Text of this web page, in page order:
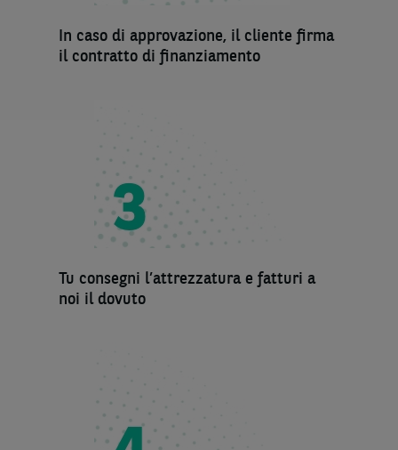
In caso di approvazione, il cliente firma
il contratto di finanziamento
Tu consegni l’attrezzatura e fatturi a
noi il dovuto